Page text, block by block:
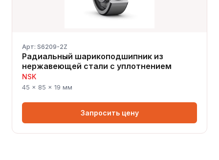
Арт: S6209-2Z
Радиальный шарикоподшипник из
нержавеющей стали с уплотнением
NSK
45 × 85 × 19 мм
Запросить цену